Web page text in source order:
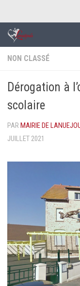
NON CLASSÉ
Dérogation à
scolaire
PAR MAIRIE DE
JUILLET 2021